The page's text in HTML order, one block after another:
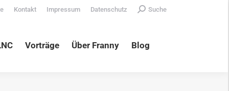
Kontakt Impressum Datenschutz Search:
Suche
Vorträge Über Franny Blog